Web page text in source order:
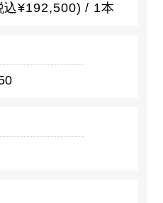
込¥192,500) / 1本